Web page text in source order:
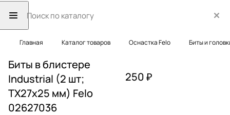
Главная Каталог товаров Оснастка Felo Биты и
Биты в блистере
Industrial (2 шт;
TX27x25 мм) Felo
02627036
250 ₽